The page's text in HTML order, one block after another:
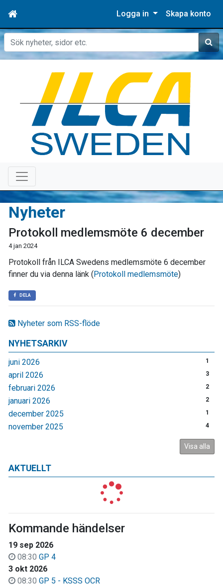
Logga in Skapa konto
Sök
Nyheter som RSS-flöde
NYHETSARKIV
juni 2026 1
april 2026 3
februari 2026 2
januari 2026 2
december 2025 1
november 2025 4
Visa alla
Nyheter
Protokoll medlemsmöte 6 december
4 jan 2024
Protokoll från ILCA Swedens medlemsmöte 6 december
finner du via denna länk (Protokoll medlemsmöte)
DELA
AKTUELLT
Kommande händelser
19 sep 2026
08:30 GP 4
3 okt 2026
08:30 GP 5 - KSSS OCR